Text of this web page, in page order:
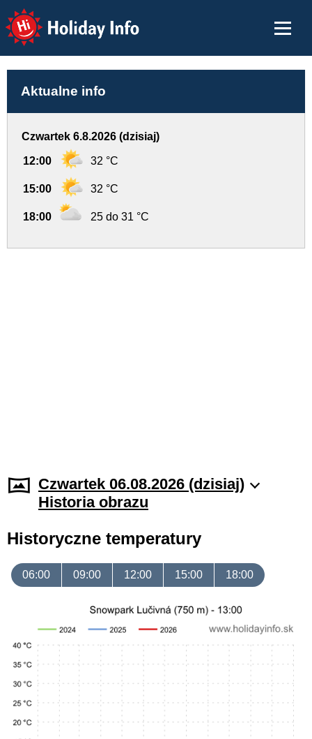
Holiday Info
Aktualne info
Czwartek 6.8.2026 (dzisiaj)
12:00 32 °C
15:00 32 °C
18:00 25 do 31 °C
Czwartek 06.08.2026 (dzisiaj)
Historia obrazu
Historyczne temperatury
06:00 09:00 12:00 15:00 18:00